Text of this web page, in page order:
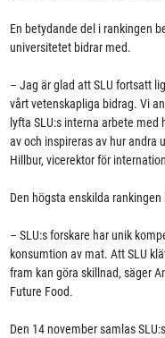
En betydande del i rankingen
universitetet bidrar med.
– Jag är glad att SLU fortsatt
vårt vetenskapliga bidrag. Vi
lyfta SLU:s interna arbete
av och inspireras av hur andra
Hillbur, vicerektor för
Den högsta enskilda
– SLU:s forskare har unik
konsumtion av mat. Att SLU
fram kan göra skillnad, säger
Future Food.
Den 14 november samlas